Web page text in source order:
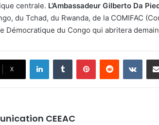
centrale. L’Ambassadeur Gilberto Da
du Tchad, du Rwanda, de la COMIFAC
Démocratique du Congo qui abritera
X
LinkedInTumblr PinterestReddit
CEEAC